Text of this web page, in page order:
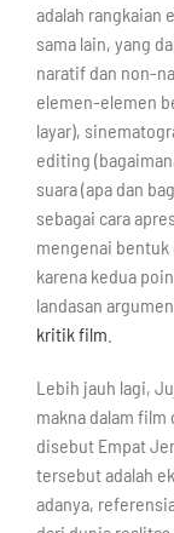
adalah rangkaian
sama lain, yang
naratif dan non-
elemen-elemen
layar),
editing
suara (apa dan
sebagai cara
mengenai
karena kedua
landasan
kritik film
Lebih jauh lagi,
makna dalam film
disebut Empat
tersebut adalah
adanya,